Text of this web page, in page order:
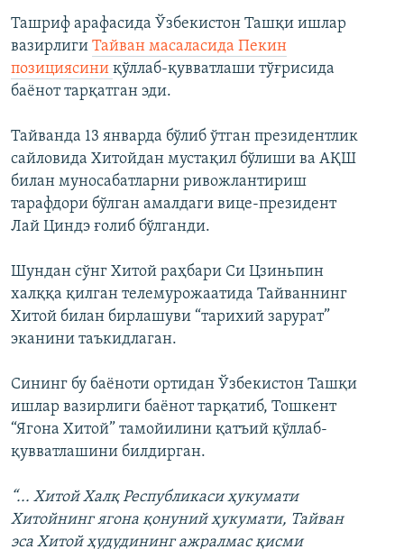
Ташриф арафасида Ўзбекистон Ташқи ишлар
вазирлиги Тайван масаласида Пекин
позициясини қўллаб-қувватлаши тўғрисида
баёнот тарқатган эди.
Тайванда 13 январда бўлиб ўтган президентлик
сайловида Хитойдан мустақил бўлиши ва АҚШ
билан муносабатларни ривожлантириш
тарафдори бўлган амалдаги вице-президент
Лай Циндэ ғолиб бўлганди.
Шундан сўнг Хитой раҳбари Си Цзиньпин
халққа қилган телемурожаатида Тайваннинг
Хитой билан бирлашуви “тарихий зарурат”
эканини таъкидлаган.
Сининг бу баёноти ортидан Ўзбекистон Ташқи
ишлар вазирлиги баёнот тарқатиб, Тошкент
“Ягона Хитой” тамойилини қатъий қўллаб-
қувватлашини билдирган.
“... Хитой Халқ Республикаси ҳукумати
Хитойнинг ягона қонуний ҳукумати, Тайван
эса Хитой ҳудудининг ажралмас қисми